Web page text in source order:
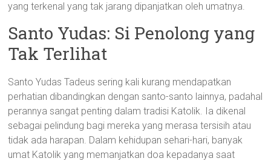
yang terkenal yang tak jarang dipanjatkan oleh umatnya.
Santo Yudas: Si Penolong yang
Tak Terlihat
Santo Yudas Tadeus sering kali kurang mendapatkan
perhatian dibandingkan dengan santo-santo lainnya, padahal
perannya sangat penting dalam tradisi Katolik. Ia dikenal
sebagai pelindung bagi mereka yang merasa tersisih atau
tidak ada harapan. Dalam kehidupan sehari-hari, banyak
umat Katolik yang memanjatkan doa kepadanya saat